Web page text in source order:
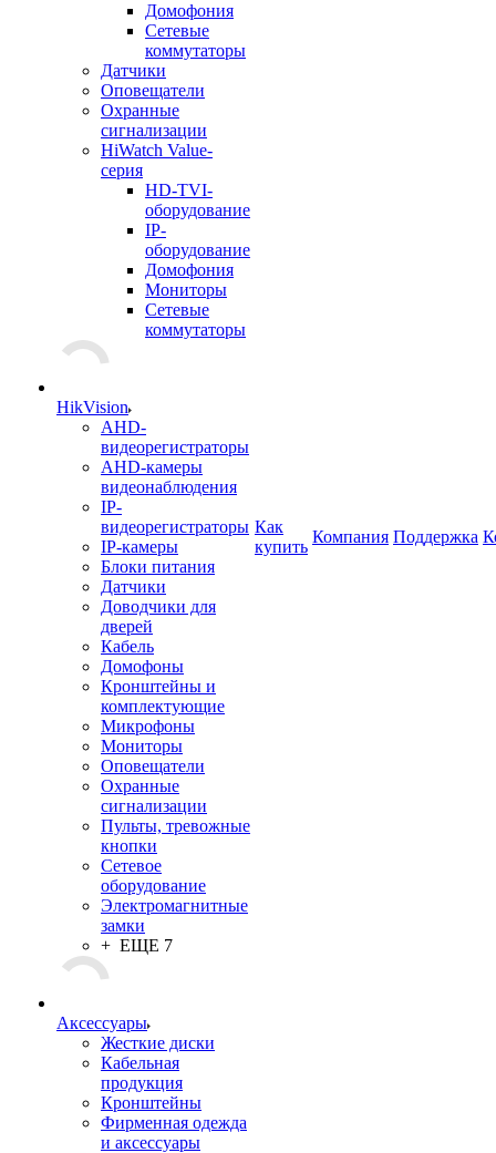
Домофония
Сетевые
коммутаторы
Датчики
Оповещатели
Охранные
сигнализации
HiWatch Value-
серия
HD-TVI-
оборудование
IP-
оборудование
Домофония
Мониторы
Сетевые
коммутаторы
HikVision
AHD-
видеорегистраторы
AHD-камеры
видеонаблюдения
IP-
видеорегистраторы
IP-камеры
Блоки питания
Датчики
Доводчики для
дверей
Кабель
Домофоны
Кронштейны и
комплектующие
Микрофоны
Мониторы
Оповещатели
Охранные
сигнализации
Пульты, тревожные
кнопки
Сетевое
оборудование
Электромагнитные
замки
+ ЕЩЕ 7
Аксессуары
Жесткие диски
Кабельная
продукция
Кронштейны
Фирменная одежда
и аксессуары
Как
купить
Компания Поддержка